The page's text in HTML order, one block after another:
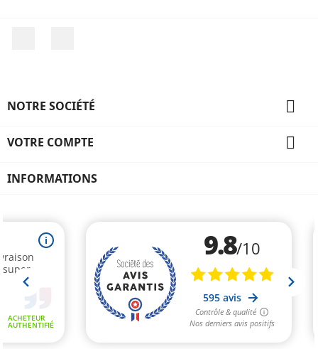
NOTRE SOCIÉTÉ 
VOTRE COMPTE 
INFORMATIONS